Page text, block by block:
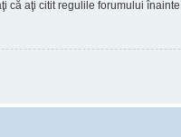
aţi citit regulile forumului înainte